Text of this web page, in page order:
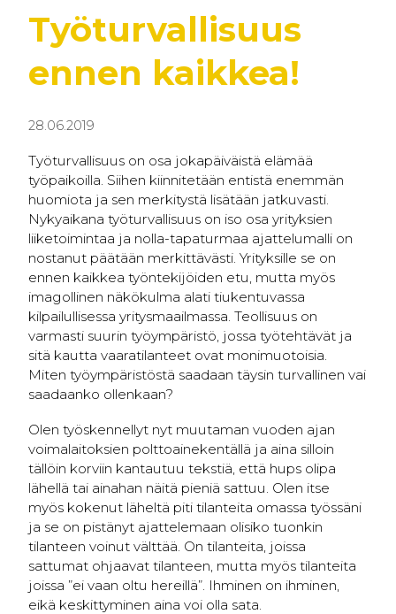
Työturvallisuus
ennen kaikkea!
28.06.2019
Työturvallisuus on osa jokapäiväistä elämää
työpaikoilla. Siihen kiinnitetään entistä enemmän
huomiota ja sen merkitystä lisätään jatkuvasti.
Nykyaikana työturvallisuus on iso osa yrityksien
liiketoimintaa ja nolla-tapaturmaa ajattelumalli on
nostanut päätään merkittävästi. Yrityksille se on
ennen kaikkea työntekijöiden etu, mutta myös
imagollinen näkökulma alati tiukentuvassa
kilpailullisessa yritysmaailmassa. Teollisuus on
varmasti suurin työympäristö, jossa työtehtävät ja
sitä kautta vaaratilanteet ovat monimuotoisia.
Miten työympäristöstä saadaan täysin turvallinen vai
saadaanko ollenkaan?
Olen työskennellyt nyt muutaman vuoden ajan
voimalaitoksien polttoainekentällä ja aina silloin
tällöin korviin kantautuu tekstiä, että hups olipa
lähellä tai ainahan näitä pieniä sattuu. Olen itse
myös kokenut läheltä piti tilanteita omassa työssäni
ja se on pistänyt ajattelemaan olisiko tuonkin
tilanteen voinut välttää. On tilanteita, joissa
sattumat ohjaavat tilanteen, mutta myös tilanteita
joissa ”ei vaan oltu hereillä”. Ihminen on ihminen,
eikä keskittyminen aina voi olla sata.